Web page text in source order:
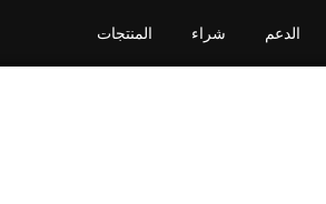
المنتجات شراء الدعم